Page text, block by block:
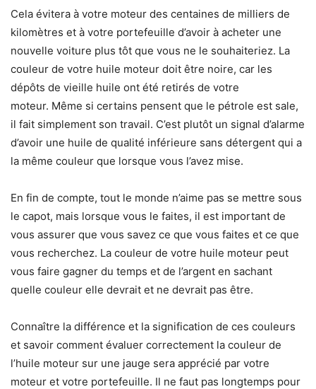
Cela évitera à votre moteur des centaines de milliers de
kilomètres et à votre portefeuille d’avoir à acheter une
nouvelle voiture plus tôt que vous ne le souhaiteriez. La
couleur de votre huile moteur doit être noire, car les
dépôts de vieille huile ont été retirés de votre
moteur. Même si certains pensent que le pétrole est sale,
il fait simplement son travail. C’est plutôt un signal d’alarme
d’avoir une huile de qualité inférieure sans détergent qui a
la même couleur que lorsque vous l’avez mise.
En fin de compte, tout le monde n’aime pas se mettre sous
le capot, mais lorsque vous le faites, il est important de
vous assurer que vous savez ce que vous faites et ce que
vous recherchez. La couleur de votre huile moteur peut
vous faire gagner du temps et de l’argent en sachant
quelle couleur elle devrait et ne devrait pas être.
Connaître la différence et la signification de ces couleurs
et savoir comment évaluer correctement la couleur de
l’huile moteur sur une jauge sera apprécié par votre
moteur et votre portefeuille. Il ne faut pas longtemps pour